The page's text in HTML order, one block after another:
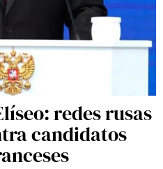
redes rusas
candidatos